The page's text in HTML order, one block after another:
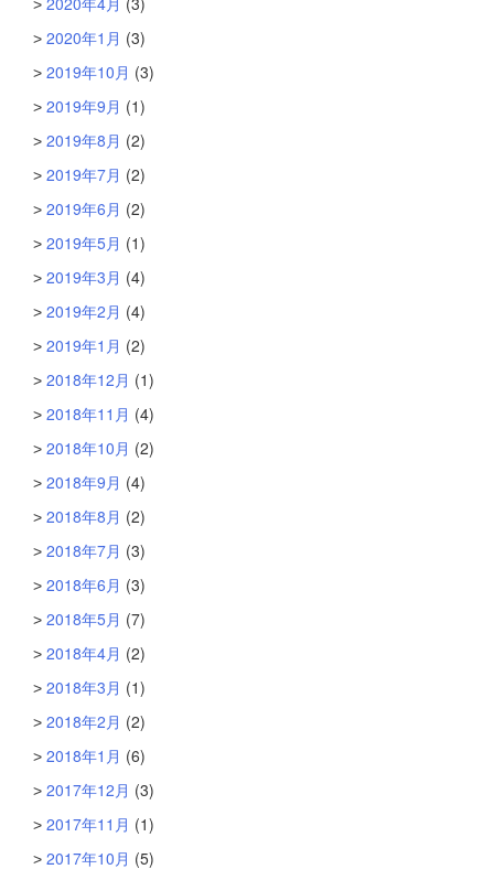
2020年1月 (3)
2019年10月 (3)
2019年9月 (1)
2019年8月 (2)
2019年7月 (2)
2019年6月 (2)
2019年5月 (1)
2019年3月 (4)
2019年2月 (4)
2019年1月 (2)
2018年12月 (1)
2018年11月 (4)
2018年10月 (2)
2018年9月 (4)
2018年8月 (2)
2018年7月 (3)
2018年6月 (3)
2018年5月 (7)
2018年4月 (2)
2018年3月 (1)
2018年2月 (2)
2018年1月 (6)
2017年12月 (3)
2017年11月 (1)
2017年10月 (5)